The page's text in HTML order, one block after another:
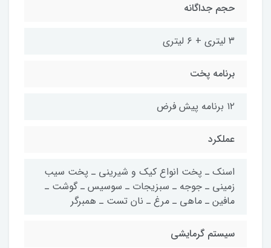
حجم جداگانه
۳ لیتری + ۶ لیتری
برنامه پخت
۱۲ برنامه پیش فرض
عملکرد
اسنک ـ پخت انواع کیک و شیرینی ـ پخت سیب
زمینی ـ جوجه ـ سبزیجات ـ سوسیس ـ گوشت ـ
مافین ـ ماهی ـ مرغ ـ نان تست ـ همبرگر
سیستم گرمایشی